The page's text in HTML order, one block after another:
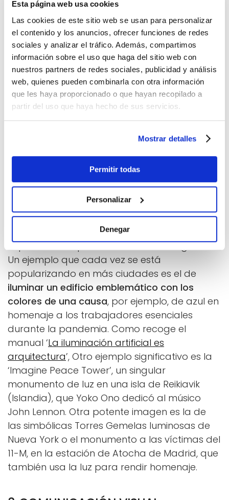
Esta página web usa cookies
Las cookies de este sitio web se usan para personalizar
el contenido y los anuncios, ofrecer funciones de redes
sociales y analizar el tráfico. Además, compartimos
información sobre el uso que haga del sitio web con
nuestros partners de redes sociales, publicidad y análisis
web, quienes pueden combinarla con otra información
que les haya proporcionado o que hayan recopilado a
partir del uso que haya hecho de sus servicios.
Mostrar detalles
Permitir todas
Personalizar
Denegar
uso se aplica tanto en iluminación
arquitectónica exterior como interior.
En este sentido, también es muy importante
tener en cuenta laeficiencia energéticade la
instalación, por lo que la mayoría de los
proyectos de iluminación arquitectónica se
realizan ya con tecnología LED, que permite
opciones que permiten atenuar la iluminación
o utilizar diferentes colores.
2. LA LUZ COMO SÍMBOLO
La iluminación para hacer referencia a una
simbología viene de antiguo y tiene una
importancia especial en el ámbito religioso.
Un ejemplo que cada vez se está
popularizando en más ciudades es el de
iluminar un edificio emblemático con los
colores de una causa, por ejemplo, de azul en
homenaje a los trabajadores esenciales
durante la pandemia. Como recoge el
manual ‘La iluminación artificial es
arquitectura’, Otro ejemplo significativo es la
‘Imagine Peace Tower’, un singular
monumento de luz en una isla de Reikiavik
(Islandia), que Yoko Ono dedicó al músico
John Lennon. Otra potente imagen es la de
las simbólicas Torres Gemelas luminosas de
Nueva York o el monumento a las víctimas del
11-M, en la estación de Atocha de Madrid, que
también usa la luz para rendir homenaje.